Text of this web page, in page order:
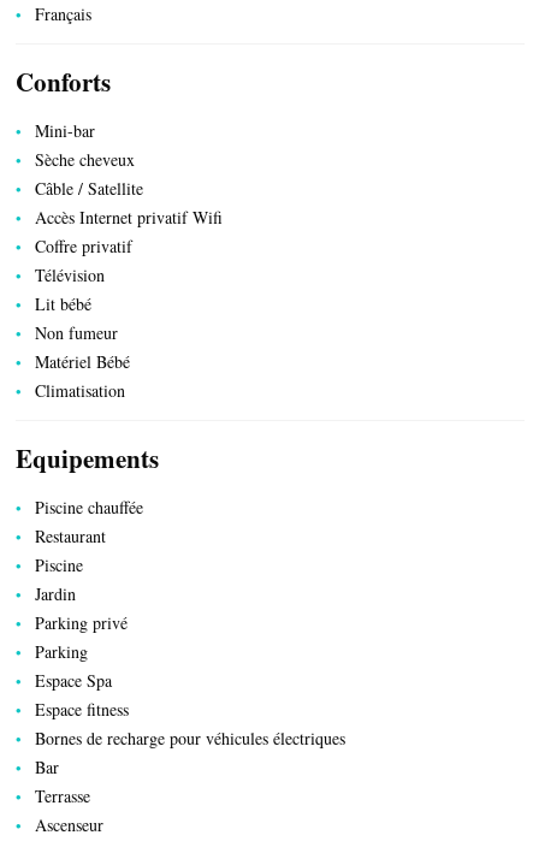
ACTIVITÉS
PRODUITS DU TERROIR
TRANSPORTS
Français
Conforts
Mini-bar
Sèche cheveux
Câble / Satellite
Accès Internet privatif Wifi
Coffre privatif
Télévision
Lit bébé
Non fumeur
Matériel Bébé
Climatisation
Equipements
Piscine chauffée
Restaurant
Piscine
Jardin
Parking privé
Parking
Espace Spa
Espace fitness
Bornes de recharge pour véhicules électriques
Bar
Terrasse
Ascenseur